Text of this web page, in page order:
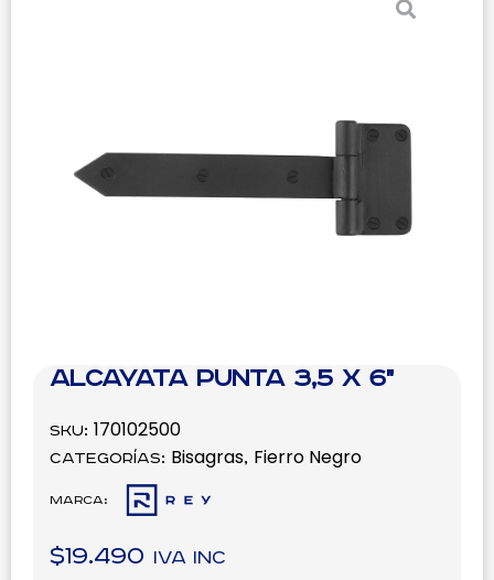
Alcayata Punta 3,5 x 6"
SKU: 170102500
Categorías: Bisagras, Fierro Negro
Marca:
$19.490 IVA inc